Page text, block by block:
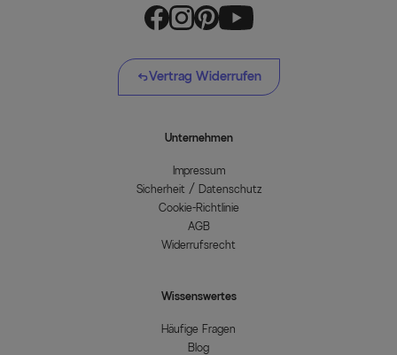
Vertrag Widerrufen
Unternehmen
Impressum
Sicherheit / Datenschutz
Cookie-Richtlinie
AGB
Widerrufsrecht
Wissenswertes
Häufige Fragen
Blog